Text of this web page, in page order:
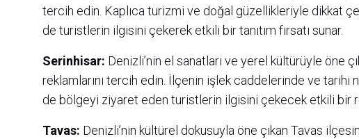
tercih edin. Kaplıca turizmi ve doğal güzellikleriyle dikkat
de turistlerin ilgisini çekerek etkili bir tanıtım fırsatı sunar.
Serinhisar: Denizli’nin el sanatları ve yerel kültürüyle öne
reklamlarını tercih edin. İlçenin işlek caddelerinde ve tarihi
de bölgeyi ziyaret eden turistlerin ilgisini çekecek etkili bir
Tavas: Denizli’nin kültürel dokusuyla öne çıkan Tavas